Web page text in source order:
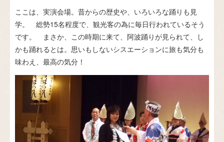
ここは、実演会場。昔からの歴史や、いろいろな踊りも見
学。 総勢15名程度で、観光客の為に毎日行われているそう
です。 まさか、この時期に来て、阿波踊りが見られて、し
かも踊れるとは。思いもしないシスエーションに旅も気分も
味わえ、最高の気分！